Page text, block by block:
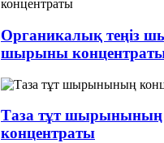
Органикалық теңіз
шырыны
Таза тұт шырынының
концентраты